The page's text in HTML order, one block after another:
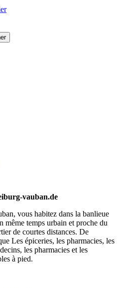
vauban.de
vous habitez dans la banlieue
même temps urbain et proche du
de courtes distances. De
Les épiceries, les pharmacies, les
les pharmacies et les
à pied.